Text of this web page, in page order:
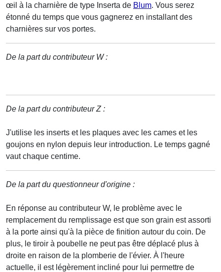
œil à la charnière de type Inserta de Blum. Vous serez
étonné du temps que vous gagnerez en installant des
charnières sur vos portes.
De la part du contributeur W :
De la part du contributeur Z :
J'utilise les inserts et les plaques avec les cames et les
goujons en nylon depuis leur introduction. Le temps gagné
vaut chaque centime.
De la part du questionneur d'origine :
En réponse au contributeur W, le problème avec le
remplacement du remplissage est que son grain est assorti
à la porte ainsi qu'à la pièce de finition autour du coin. De
plus, le tiroir à poubelle ne peut pas être déplacé plus à
droite en raison de la plomberie de l'évier. À l'heure
actuelle, il est légèrement incliné pour lui permettre de